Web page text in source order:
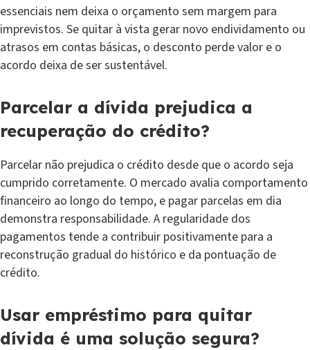
essenciais nem deixa o orçamento sem margem para
imprevistos. Se quitar à vista gerar novo endividamento ou
atrasos em contas básicas, o desconto perde valor e o
acordo deixa de ser sustentável.
Parcelar a dívida prejudica a
recuperação do crédito?
Parcelar não prejudica o crédito desde que o acordo seja
cumprido corretamente. O mercado avalia comportamento
financeiro ao longo do tempo, e pagar parcelas em dia
demonstra responsabilidade. A regularidade dos
pagamentos tende a contribuir positivamente para a
reconstrução gradual do histórico e da pontuação de
crédito.
Usar empréstimo para quitar
dívida é uma solução segura?